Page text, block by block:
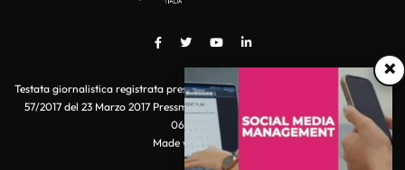
×
Testata giornalistica registrata presso il Tribunale di Roma con autorizzazione
57/2017 del 23 Marzo 2017 Pressmare.it è un marchio di S.P.E.N. Srl - P.IVA
06511641000
Made with
by POI